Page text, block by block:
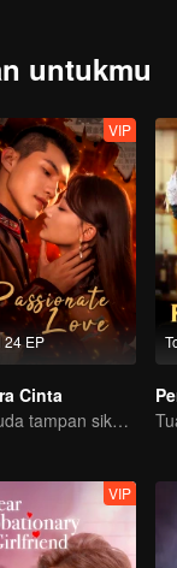
untukmu
24 EP
VIP
Cinta
Pemuda tampan siksa cinta pertamanya
VIP